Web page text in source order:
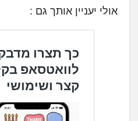
אולי יעניין אותך גם :